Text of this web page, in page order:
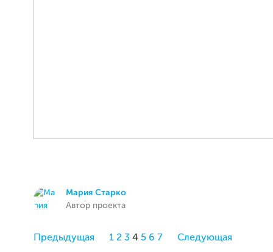
Мария Старко
Автор проекта
Предыдущая 1 2 3 4 5 6 7 Следующая